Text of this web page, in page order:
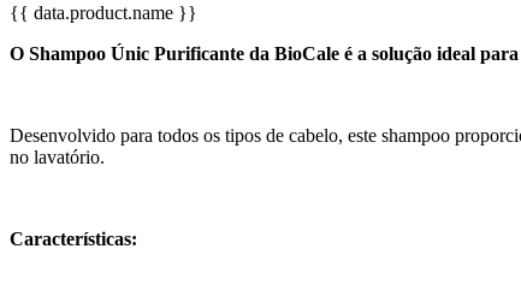
{{ data.product.name }}
O Shampoo Únic Purificante da BioCale é a solução ideal
Desenvolvido para todos os tipos de cabelo, este shampoo
no lavatório.
Características: